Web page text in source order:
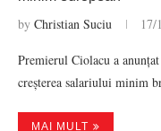
by Christian Suciu 17/
Premierul Ciolacu a
creșterea salariului minim
MAI MULT